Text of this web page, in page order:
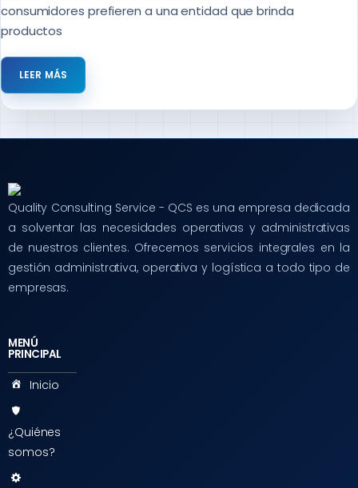
consumidores prefieren a una entidad que brinda
productos
LEER MÁS
Quality Consulting Service - QCS es una empresa dedicada
a solventar las necesidades operativas y administrativas
de nuestros clientes. Ofrecemos servicios integrales en la
gestión administrativa, operativa y logística a todo tipo de
empresas.
MENÚ
PRINCIPAL
Inicio
¿Quiénes
somos?